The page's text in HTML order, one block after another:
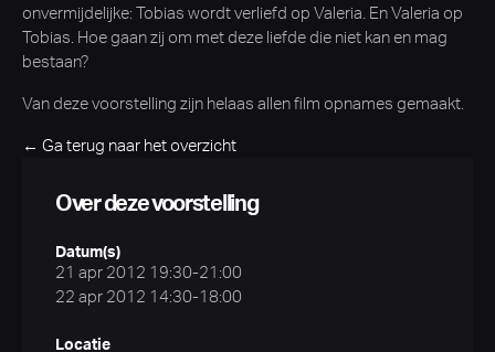
onvermijdelijke: Tobias wordt verliefd op Valeria. En Valeria op
Tobias. Hoe gaan zij om met deze liefde die niet kan en mag
bestaan?
Van deze voorstelling zijn helaas allen film opnames gemaakt.
← Ga terug naar het overzicht
Over deze voorstelling
Datum(s)
21 apr 2012 19:30-21:00
22 apr 2012 14:30-18:00
Locatie